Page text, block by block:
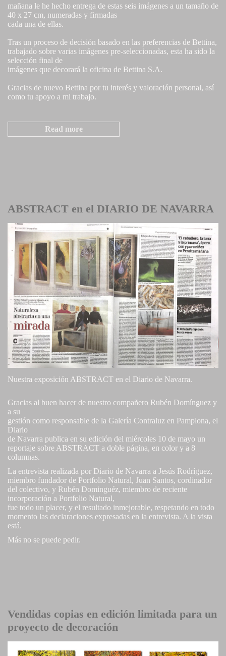
mañana le he hecho entrega de estas seis imágenes a un tamaño de
40 x 27 cm, numeradas y firmadas
cada una de ellas.
Tras un proceso de decisión basado en las preferencias de Bettina,
trabajado sobre varias imágenes pre-seleccionadas, esta ha sido la
selección final de
imágenes que decorará la oficina de Bettina S.A.
Gracias de nuevo Bettina por tu interés y valoración personal, así
como tu apoyo a mi trabajo.
Read more
ABSTRACT en el DIARIO DE NAVARRA
Nuestra exposición ABSTRACT en el Diario de Navarra.
Gracias al buen hacer de nuestro compañero Rubén Domínguez y
a su
gestión como responsable de la Galería Contraluz en Pamplona, el
Diario
de Navarra publica en su edición del miércoles 10 de mayo un
reportaje sobre ABSTRACT a doble página, en color y a 8
columnas.
La entrevista realizada por Diario de Navarra a Jesús Rodríguez,
miembro fundador de Portfolio Natural, Juan Santos, cordinador
del colectivo, y Rubén Dominguéz, miembro de reciente
incorporación a Portfolio Natural,
fue todo un placer, y el resultado inmejorable, respetando en todo
momento las declaraciones expresadas en la entrevista. A la vista
está.
Más no se puede pedir.
Vendidas copias en edición limitada para un
proyecto de decoración